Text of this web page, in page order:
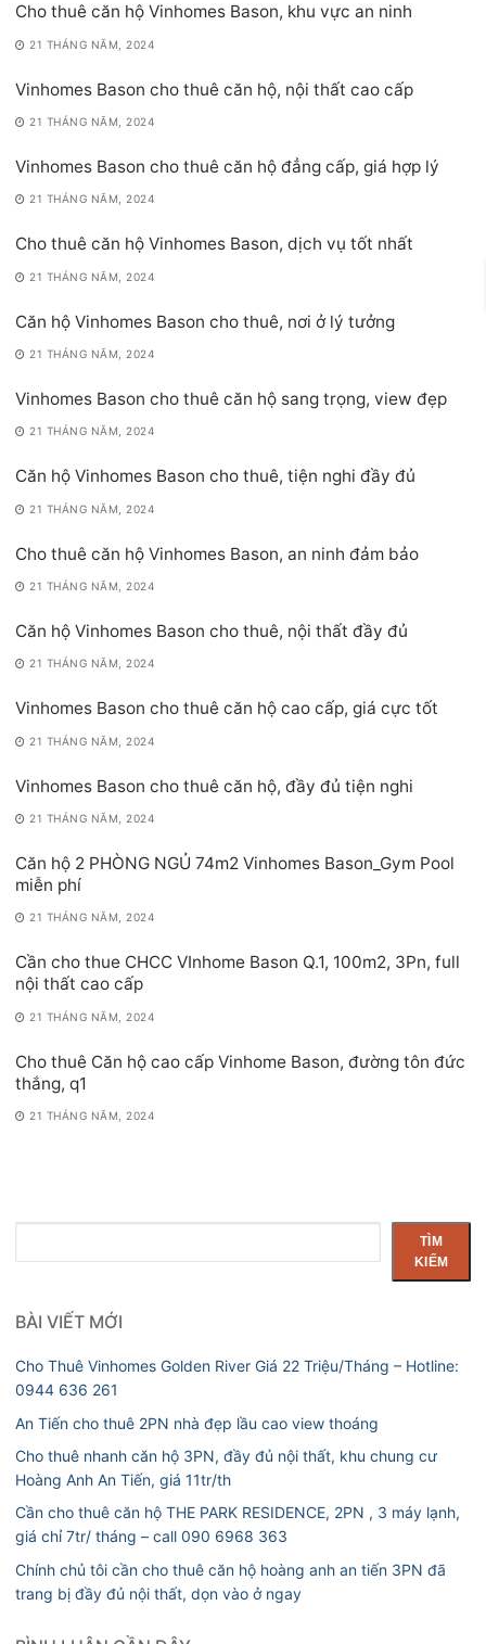
Cho thuê căn hộ Vinhomes Bason, khu vực an ninh
21 THÁNG NĂM, 2024
Vinhomes Bason cho thuê căn hộ, nội thất cao cấp
21 THÁNG NĂM, 2024
Vinhomes Bason cho thuê căn hộ đẳng cấp, giá hợp lý
21 THÁNG NĂM, 2024
Cho thuê căn hộ Vinhomes Bason, dịch vụ tốt nhất
21 THÁNG NĂM, 2024
Căn hộ Vinhomes Bason cho thuê, nơi ở lý tưởng
21 THÁNG NĂM, 2024
Vinhomes Bason cho thuê căn hộ sang trọng, view đẹp
21 THÁNG NĂM, 2024
Căn hộ Vinhomes Bason cho thuê, tiện nghi đầy đủ
21 THÁNG NĂM, 2024
Cho thuê căn hộ Vinhomes Bason, an ninh đảm bảo
21 THÁNG NĂM, 2024
Căn hộ Vinhomes Bason cho thuê, nội thất đầy đủ
21 THÁNG NĂM, 2024
Vinhomes Bason cho thuê căn hộ cao cấp, giá cực tốt
21 THÁNG NĂM, 2024
Vinhomes Bason cho thuê căn hộ, đầy đủ tiện nghi
21 THÁNG NĂM, 2024
Căn hộ 2 PHÒNG NGỦ 74m2 Vinhomes Bason_Gym Pool
miễn phí
21 THÁNG NĂM, 2024
Cần cho thue CHCC VInhome Bason Q.1, 100m2, 3Pn, full
nội thất cao cấp
21 THÁNG NĂM, 2024
Cho thuê Căn hộ cao cấp Vinhome Bason, đường tôn đức
thắng, q1
21 THÁNG NĂM, 2024
kiếm
TÌM
KIẾM
BÀI VIẾT MỚI
Cho Thuê Vinhomes Golden River Giá 22 Triệu/Tháng – Hotline:
0944 636 261
An Tiến cho thuê 2PN nhà đẹp lầu cao view thoáng
Cho thuê nhanh căn hộ 3PN, đầy đủ nội thất, khu chung cư
Hoàng Anh An Tiến, giá 11tr/th
Cần cho thuê căn hộ THE PARK RESIDENCE, 2PN , 3 máy lạnh,
giá chỉ 7tr/ tháng – call 090 6968 363
Chính chủ tôi cần cho thuê căn hộ hoàng anh an tiến 3PN đã
trang bị đầy đủ nội thất, dọn vào ở ngay